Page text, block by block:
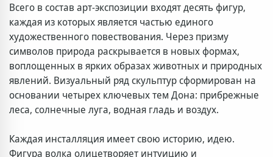
Всего в состав арт-экспозиции входят десять фигур,
каждая из которых является частью единого
художественного повествования. Через призму
символов природа раскрывается в новых формах,
воплощенных в ярких образах животных и природных
явлений. Визуальный ряд скульптур сформирован на
основании четырех ключевых тем Дона: прибрежные
леса, солнечные луга, водная гладь и воздух.
Каждая инсталляция имеет свою историю, идею.
Фигура волка олицетворяет интуицию и